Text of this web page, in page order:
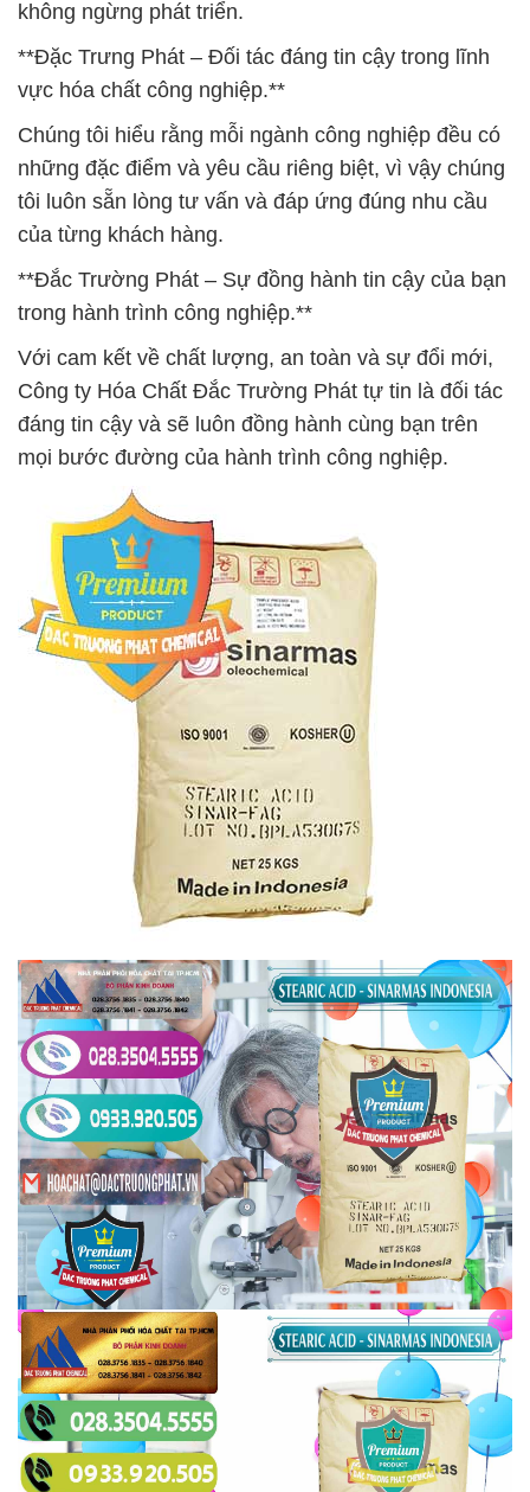
không ngừng phát triển.
**Đặc Trưng Phát – Đối tác đáng tin cậy trong lĩnh
vực hóa chất công nghiệp.**
Chúng tôi hiểu rằng mỗi ngành công nghiệp đều có
những đặc điểm và yêu cầu riêng biệt, vì vậy chúng
tôi luôn sẵn lòng tư vấn và đáp ứng đúng nhu cầu
của từng khách hàng.
**Đắc Trường Phát – Sự đồng hành tin cậy của bạn
trong hành trình công nghiệp.**
Với cam kết về chất lượng, an toàn và sự đổi mới,
Công ty Hóa Chất Đắc Trường Phát tự tin là đối tác
đáng tin cậy và sẽ luôn đồng hành cùng bạn trên
mọi bước đường của hành trình công nghiệp.